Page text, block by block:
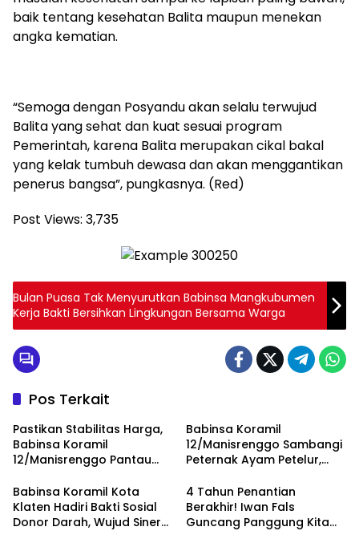
baik tentang kesehatan Balita maupun menekan
angka kematian.
“Semoga dengan Posyandu akan selalu terwujud
Balita yang sehat dan kuat sesuai program
Pemerintah, karena Balita merupakan cikal bakal
yang kelak tumbuh dewasa dan akan menggantikan
penerus bangsa”, pungkasnya. (Red)
Post Views: 3,735
Bulan Puasa Tak Menyurutkan Babinsa Mangkubumen
Kerja Bakti Bersihkan Lingkungan Bersama Warga
Pos Terkait
Pastikan Stabilitas Harga,
Babinsa Koramil
12/Manisrenggo Pantau
Klewer
Babinsa Koramil
12/Manisrenggo Sambangi
Peternak Ayam Petelur,
Dan Perekonomian Warga
Babinsa Koramil Kota
Klaten Hadiri Bakti Sosial
Donor Darah, Wujud Sinergi
4 Tahun Penantian
Berakhir! Iwan Fals
Guncang Panggung Kita